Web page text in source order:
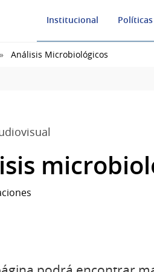
Institucional
Análisis Microbiológicos